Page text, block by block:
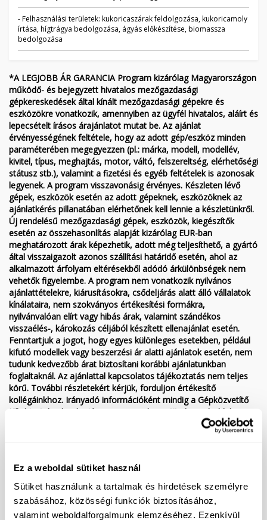
Ez a weboldal sütiket használ
Sütiket használunk a tartalmak és hirdetések személyre
szabásához, közösségi funkciók biztosításához,
valamint weboldalforgalmunk elemzéséhez. Ezenkívül
- Felhasználási területek: kukoricaszárak feldolgozása, kukoricamoly
írtása, hígtrágya bedolgozása, ágyás előkészítése, biomassza
bedolgozása
*A LEGJOBB ÁR GARANCIA Program kizárólag Magyarországon
működő- és bejegyzett hivatalos mezőgazdasági
gépkereskedések által kínált mezőgazdasági gépekre és
eszközökre vonatkozik, amennyiben az ügyfél hivatalos, aláírt és
lepecsételt írásos árajánlatot mutat be. Az ajánlat
érvényességének feltétele, hogy az adott gép/eszköz minden
paraméterében megegyezzen (pl.: márka, modell, modellév,
kivitel, típus, meghajtás, motor, váltó, felszereltség, elérhetőségi
státusz stb.), valamint a fizetési és egyéb feltételek is azonosak
legyenek. A program visszavonásig érvényes. Készleten lévő
gépek, eszközök esetén az adott gépeknek, eszközöknek az
ajánlatkérés pillanatában elérhetőnek kell lennie a készletünkről.
Új rendelésű mezőgazdasági gépek, eszközök, kiegészítők
esetén az összehasonlítás alapját kizárólag EUR-ban
meghatározott árak képezhetik, adott még teljesíthető, a gyártó
által visszaigazolt azonos szállítási határidő esetén, ahol az
alkalmazott árfolyam eltérésekből adódó árkülönbségek nem
vehetők figyelembe. A program nem vonatkozik nyilvános
ajánlattételekre, kiárusításokra, csődeljárás alatt álló vállalatok
kínálataira, nem szokványos értékesítési formákra,
nyilvánvalóan elírt vagy hibás árak, valamint szándékos
visszaélés-, károkozás céljából készített ellenajánlat esetén.
Fenntartjuk a jogot, hogy egyes különleges esetekben, például
kifutó modellek vagy beszerzési ár alatti ajánlatok esetén, nem
tudunk kedvezőbb árat biztosítani korábbi ajánlatunkban
foglaltaknál. Az ajánlattal kapcsolatos tájékoztatás nem teljes
körű. További részletekért kérjük, forduljon értékesítő
kollégáinkhoz. Irányadó információként mindig a Gépközvetítő
Kft. hivatalos honlapján, a www.gepkozvetito.hu weboldalon
található adatok szolgálnak, más hirdetési portálokon
önerőtől, 9 pénzintézet kínálatából az Ön számára legkedvezőbb
megoldást kiválasztva. A tájékoztatás nem teljes körű, kérjük
érdeklődjön elérhetőségeinken!